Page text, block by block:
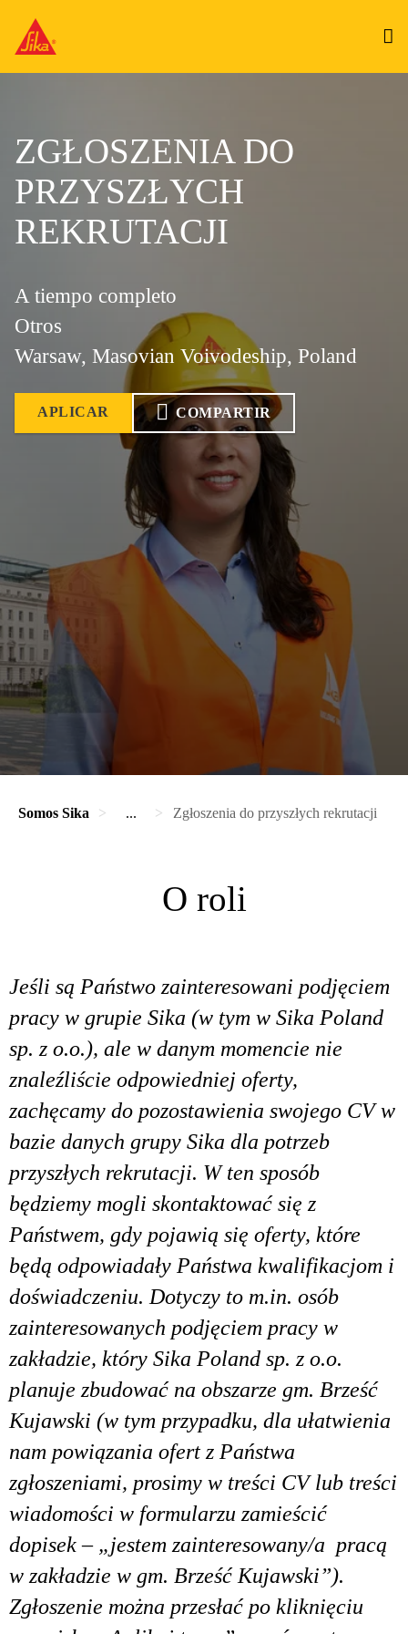
ZGŁOSZENIA DO
PRZYSZŁYCH
REKRUTACJI
A tiempo completo
Otros
Warsaw, Masovian Voivodeship, Poland
APLICAR COMPARTIR
Somos Sika ... Zgłoszenia do przyszłych rekrutacji
O roli
Jeśli są Państwo zainteresowani podjęciem
pracy w grupie Sika (w tym w Sika Poland
sp. z o.o.), ale w danym momencie nie
znaleźliście odpowiedniej oferty,
zachęcamy do pozostawienia swojego CV w
bazie danych grupy Sika dla potrzeb
przyszłych rekrutacji. W ten sposób
będziemy mogli skontaktować się z
Państwem, gdy pojawią się oferty, które
będą odpowiadały Państwa kwalifikacjom i
doświadczeniu. Dotyczy to m.in. osób
zainteresowanych podjęciem pracy w
zakładzie, który Sika Poland sp. z o.o.
planuje zbudować na obszarze gm. Brześć
Kujawski (w tym przypadku, dla ułatwienia
nam powiązania ofert z Państwa
zgłoszeniami, prosimy w treści CV lub treści
wiadomości w formularzu zamieścić
dopisek – „jestem zainteresowany/a pracą
w zakładzie w gm. Brześć Kujawski”).
Zgłoszenie można przesłać po kliknięciu